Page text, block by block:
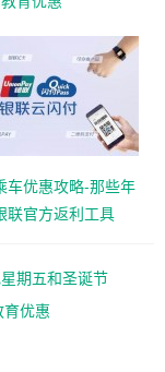
车优惠攻略-那些年
联官方返利工具
期五和圣诞节
优惠